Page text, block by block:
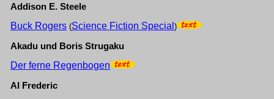
Addison E. Steele
Buck Rogers (Science Fiction Special )
Akadu und Boris Strugaku
Der ferne Regenbogen
Al Frederic